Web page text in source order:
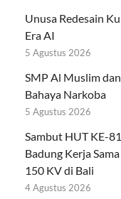
Unusa Redesain
Era AI
5 Agustus 2026
SMP Al Muslim
Bahaya Narkoba
5 Agustus 2026
Sambut HUT KE-
Badung Kerja
150 KV di Bali
4 Agustus 2026